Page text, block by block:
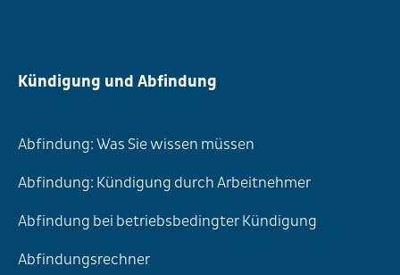
Kündigung und Abfindung
Abfindung: Was Sie wissen müssen
Abfindung: Kündigung durch Arbeitnehmer
Abfindung bei betriebsbedingter Kündigung
Abfindungsrechner